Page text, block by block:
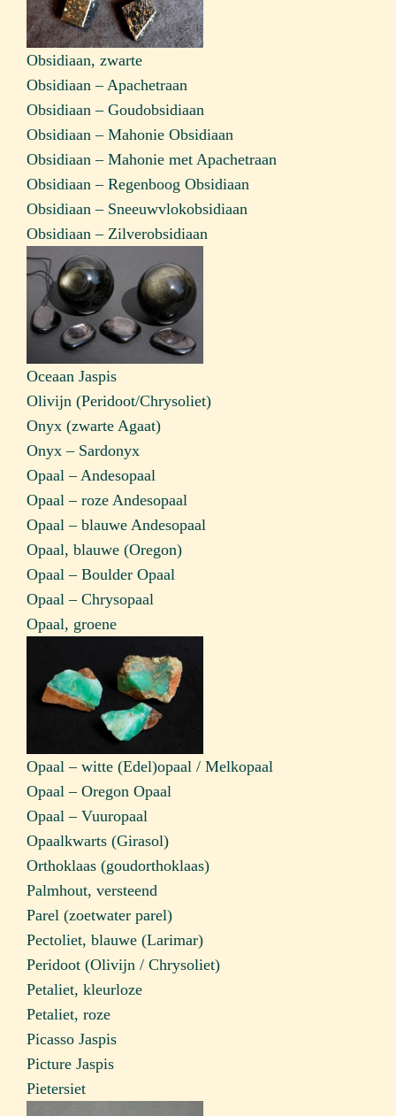
Obsidiaan, zwarte
Obsidiaan – Apachetraan
Obsidiaan – Goudobsidiaan
Obsidiaan – Mahonie Obsidiaan
Obsidiaan – Mahonie met Apachetraan
Obsidiaan – Regenboog Obsidiaan
Obsidiaan – Sneeuwvlokobsidiaan
Obsidiaan – Zilverobsidiaan
Oceaan Jaspis
Olivijn (Peridoot/Chrysoliet)
Onyx (zwarte Agaat)
Onyx – Sardonyx
Opaal – Andesopaal
Opaal – roze Andesopaal
Opaal – blauwe Andesopaal
Opaal, blauwe (Oregon)
Opaal – Boulder Opaal
Opaal – Chrysopaal
Opaal, groene
Opaal – witte (Edel)opaal / Melkopaal
Opaal – Oregon Opaal
Opaal – Vuuropaal
Opaalkwarts (Girasol)
Orthoklaas (goudorthoklaas)
Palmhout, versteend
Parel (zoetwater parel)
Pectoliet, blauwe (Larimar)
Peridoot (Olivijn / Chrysoliet)
Petaliet, kleurloze
Petaliet, roze
Picasso Jaspis
Picture Jaspis
Pietersiet